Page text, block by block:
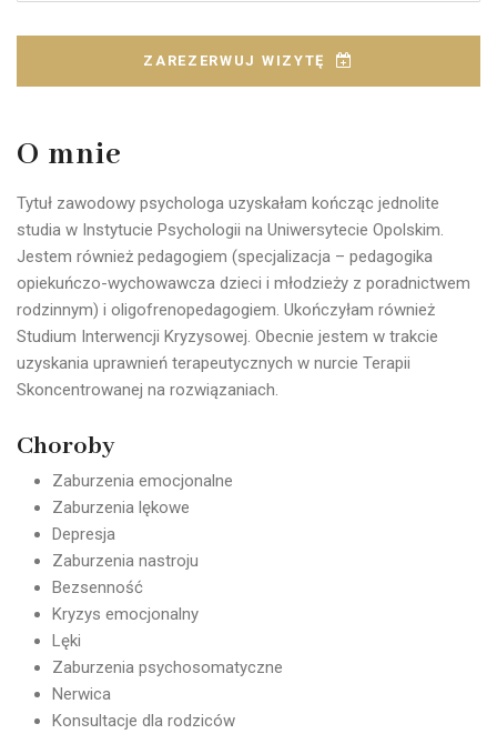
ZAREZERWUJ WIZYTĘ
O mnie
Tytuł zawodowy psychologa uzyskałam kończąc jednolite
studia w Instytucie Psychologii na Uniwersytecie Opolskim.
Jestem również pedagogiem (specjalizacja – pedagogika
opiekuńczo-wychowawcza dzieci i młodzieży z poradnictwem
rodzinnym) i oligofrenopedagogiem. Ukończyłam również
Studium Interwencji Kryzysowej. Obecnie jestem w trakcie
uzyskania uprawnień terapeutycznych w nurcie Terapii
Skoncentrowanej na rozwiązaniach.
Choroby
Zaburzenia emocjonalne
Zaburzenia lękowe
Depresja
Zaburzenia nastroju
Bezsenność
Kryzys emocjonalny
Lęki
Zaburzenia psychosomatyczne
Nerwica
Konsultacje dla rodziców